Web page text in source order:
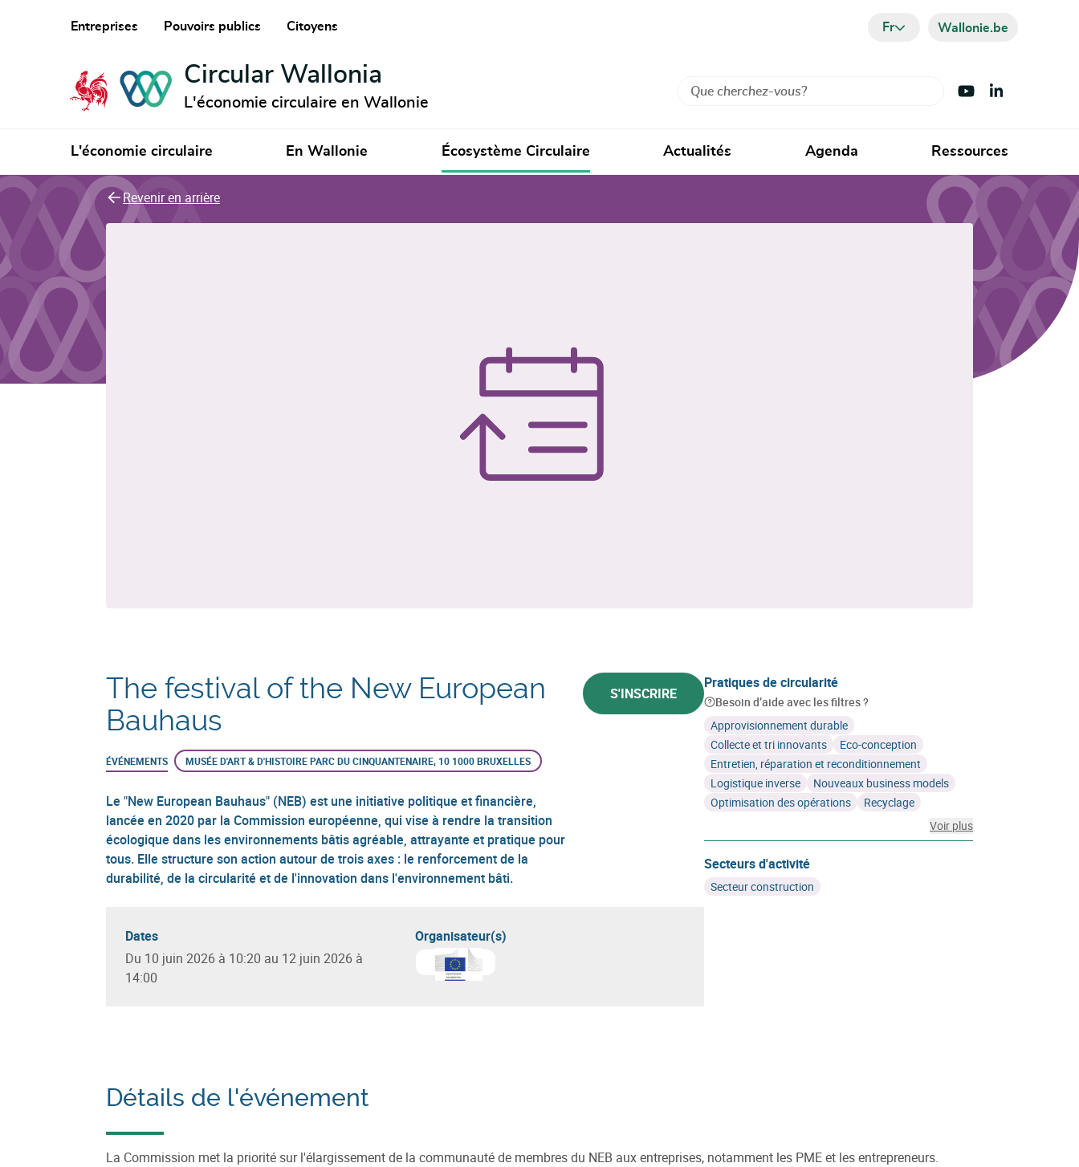
Entreprises Pouvoirs publics Citoyens Fr Wallonie.be
Circular Wallonia
L'économie circulaire en Wallonie
Rechercher Visiter Youtube
Visiter LinkedIn
L'économie circulaire En Wallonie Écosystème Circulaire Actualités Agenda Ressources
Revenir en arrière
The festival of the New European
Bauhaus
S'INSCRIRE
ÉVÉNEMENTS MUSÉE D'ART & D'HISTOIRE PARC DU CINQUANTENAIRE, 10 1000 BRUXELLES
Le "New European Bauhaus" (NEB) est une initiative politique et financière,
lancée en 2020 par la Commission européenne, qui vise à rendre la transition
écologique dans les environnements bâtis agréable, attrayante et pratique pour
tous. Elle structure son action autour de trois axes : le renforcement de la
durabilité, de la circularité et de l'innovation dans l'environnement bâti.
Dates
Du 10 juin 2026 à 10:20 au 12 juin 2026 à
14:00
Organisateur(s)
En savoir plus sur
Pratiques de circularité
Besoin d’aide avec les filtres ?
Approvisionnement durable
Collecte et tri innovants
Eco-conception
Entretien, réparation et reconditionnement
Logistique inverse
Nouveaux business models
Optimisation des opérations
Recyclage
Voir plus
Secteurs d'activité
Secteur construction
Détails de l'événement
La Commission met la priorité sur l'élargissement de la communauté de membres du NEB aux entreprises, notamment les PME et les entrepreneurs.